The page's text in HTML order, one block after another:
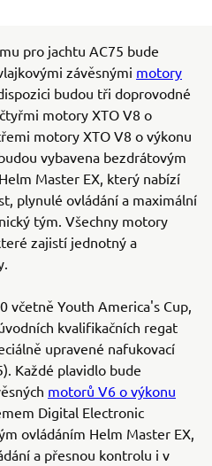
pro jachtu AC75 bude
závěsnými motory
budou tři doprovodné
motory XTO V8 o
motory XTO V8 o výkonu
vybavena bezdrátovým
Master EX, který nabízí
plynulé ovládání a maximální
tým. Všechny motory
zajistí jednotný a
včetně Youth America's Cup,
kvalifikačních regat
upravené nafukovací
Každé plavidlo bude
motorů V6 o výkonu
Digital Electronic
ovládáním Helm Master EX,
a přesnou kontrolu i v